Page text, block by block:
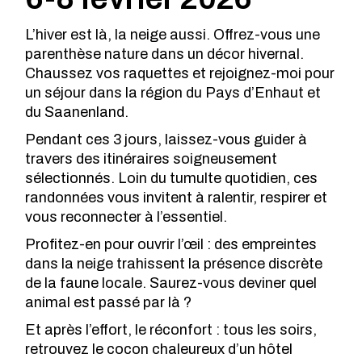
L’hiver est là, la neige aussi. Offrez-vous une
parenthèse nature dans un décor hivernal.
Chaussez vos raquettes et rejoignez-moi pour
un séjour dans la région du Pays d’Enhaut et
du Saanenland.
Pendant ces 3 jours, laissez-vous guider à
travers des itinéraires soigneusement
sélectionnés. Loin du tumulte quotidien, ces
randonnées vous invitent à ralentir, respirer et
vous reconnecter à l’essentiel.
Profitez-en pour ouvrir l’œil : des empreintes
dans la neige trahissent la présence discrète
de la faune locale. Saurez-vous deviner quel
animal est passé par là ?
Et après l’effort, le réconfort : tous les soirs,
retrouvez le cocon chaleureux d’un hôtel